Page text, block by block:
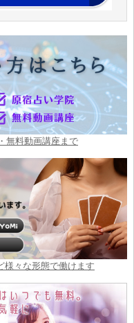
無料動画講座まで
様々な形態で働けます